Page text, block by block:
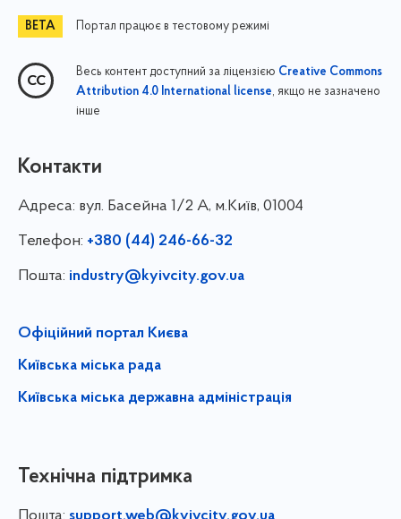
Портал працює в тестовому режимі
Весь контент доступний за ліцензією Creative Commons
Attribution 4.0 International license, якщо не зазначено
інше
Контакти
Адреса: вул. Басейна 1/⁠2 А, м.Київ, 01004
Телефон: +380 (44) 246-66-32
Пошта: industry@kyivcity.gov.ua
Офіційний портал Києва
Київська міська рада
Київська міська державна адміністрація
Технічна підтримка